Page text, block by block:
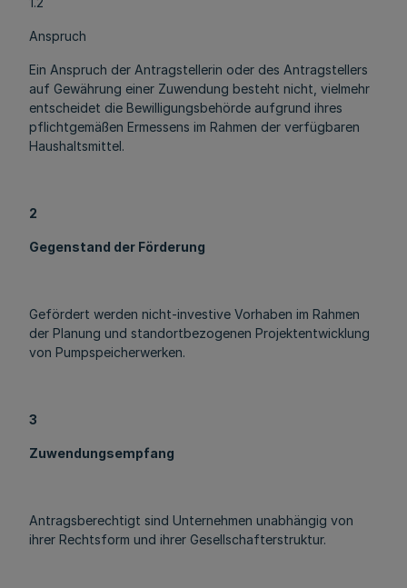
Anspruch
Ein Anspruch der Antragstellerin oder des Antragstellers
auf Gewährung einer Zuwendung besteht nicht, vielmehr
entscheidet die Bewilligungsbehörde aufgrund ihres
pflichtgemäßen Ermessens im Rahmen der verfügbaren
Haushaltsmittel.
2
Gegenstand der Förderung
Gefördert werden nicht-investive Vorhaben im Rahmen
der Planung und standortbezogenen Projektentwicklung
von Pumpspeicherwerken.
3
Zuwendungsempfang
Antragsberechtigt sind Unternehmen unabhängig von
ihrer Rechtsform und ihrer Gesellschafterstruktur.